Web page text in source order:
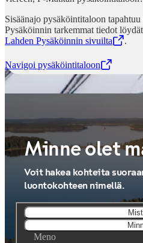
Sisäänajo pysäköintitaloon
Pysäköinnin tarkemmat tiedot löydät
Lahden Pysäköinnin sivuilta
,Avataan uudessa välilehdessä .
Navigoi pysäköintitaloon
,Avataan uudessa välilehdessä
Minne olet
Voit hakea kohteita
luontokohteen nimellä.
Meno